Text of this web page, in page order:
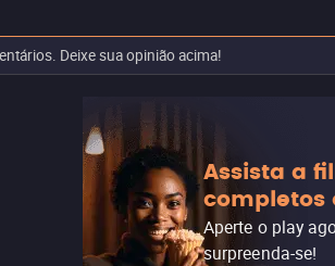
Deixe sua opinião acima!
Assista a
completos
Aperte o play
surpreenda-se!